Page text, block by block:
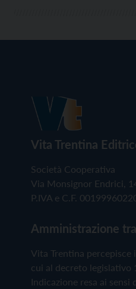
Vita Trentina
Società Cooperativa
Via Monsignor Endrici,
P.IVA e C.F.
Amministrazione
Vita Trentina
cui al decreto legislativo
Indicazione resa ai sensi